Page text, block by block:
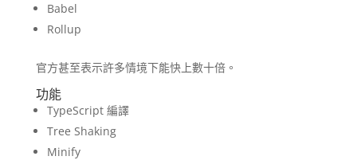
Babel
Rollup
官方甚至表示許多情境下能快上數十倍。
功能
TypeScript 編譯
Tree Shaking
Minify